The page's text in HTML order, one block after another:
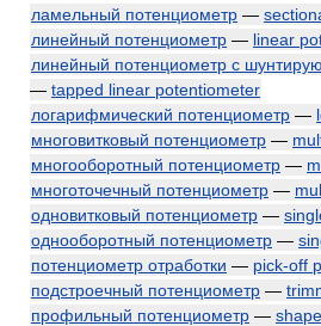
ламельный потенциометр —
линейный потенциометр — linear
линейный потенциометр с
— tapped linear potentiometer
логарифмический потенциометр —
многовитковый потенциометр —
многооборотный потенциометр —
многоточечный потенциометр —
одновитковый потенциометр —
однооборотный потенциометр —
потенциометр отработки — pick-off
подстроечный потенциометр —
профильный потенциометр —